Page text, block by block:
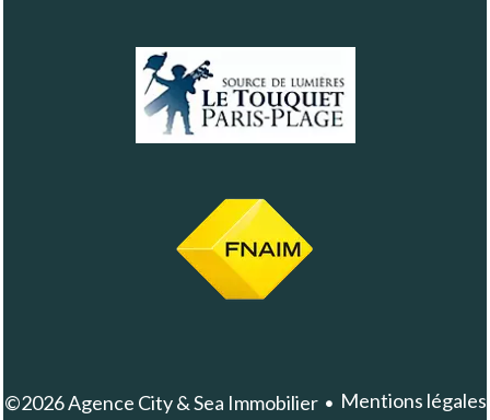
©2026 Agence City & Sea Immobilier Mentions légales